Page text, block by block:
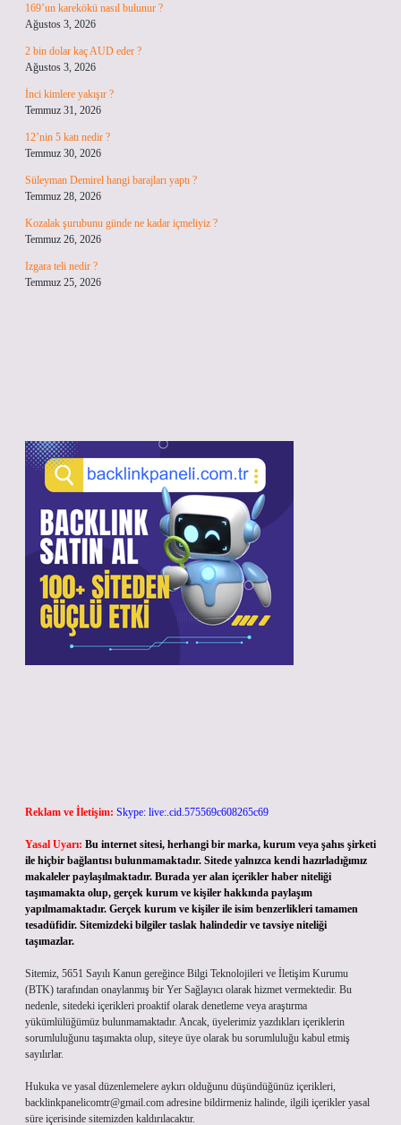
169’un karekökü nasıl bulunur ?
Ağustos 3, 2026
2 bin dolar kaç AUD eder ?
Ağustos 3, 2026
İnci kimlere yakışır ?
Temmuz 31, 2026
12’nin 5 katı nedir ?
Temmuz 30, 2026
Süleyman Demirel hangi barajları yaptı ?
Temmuz 28, 2026
Kozalak şurubunu günde ne kadar içmeliyiz ?
Temmuz 26, 2026
Izgara teli nedir ?
Temmuz 25, 2026
Reklam ve İletişim: Skype: live:.cid.575569c608265c69
Yasal Uyarı: Bu internet sitesi, herhangi bir marka, kurum veya şahıs şirketi
ile hiçbir bağlantısı bulunmamaktadır. Sitede yalnızca kendi hazırladığımız
makaleler paylaşılmaktadır. Burada yer alan içerikler haber niteliği
taşımamakta olup, gerçek kurum ve kişiler hakkında paylaşım
yapılmamaktadır. Gerçek kurum ve kişiler ile isim benzerlikleri tamamen
tesadüfidir. Sitemizdeki bilgiler taslak halindedir ve tavsiye niteliği
taşımazlar.
Sitemiz, 5651 Sayılı Kanun gereğince Bilgi Teknolojileri ve İletişim Kurumu
(BTK) tarafından onaylanmış bir Yer Sağlayıcı olarak hizmet vermektedir. Bu
nedenle, sitedeki içerikleri proaktif olarak denetleme veya araştırma
yükümlülüğümüz bulunmamaktadır. Ancak, üyelerimiz yazdıkları içeriklerin
sorumluluğunu taşımakta olup, siteye üye olarak bu sorumluluğu kabul etmiş
sayılırlar.
Hukuka ve yasal düzenlemelere aykırı olduğunu düşündüğünüz içerikleri,
backlinkpanelicomtr@gmail.com adresine bildirmeniz halinde, ilgili içerikler yasal
süre içerisinde sitemizden kaldırılacaktır.